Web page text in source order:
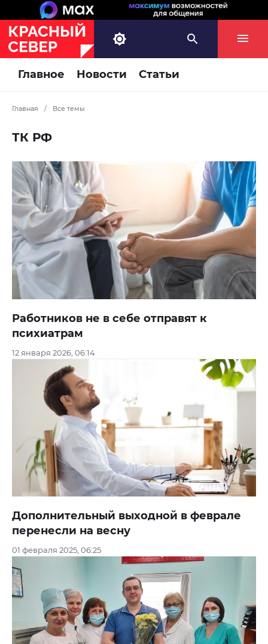
Главное Новости Статьи
Главная / Все темы
ТК РФ
Работников не в себе отправят к
психиатрам
12 января 2026, 06:14
Дополнительный выходной в феврале
перенесли на весну
01 февраля 2025, 06:25